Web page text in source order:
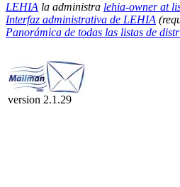
LEHIA la administra lehia-owner at
Interfaz administrativa de LEHIA
Panorámica de todas las listas de
version 2.1.29